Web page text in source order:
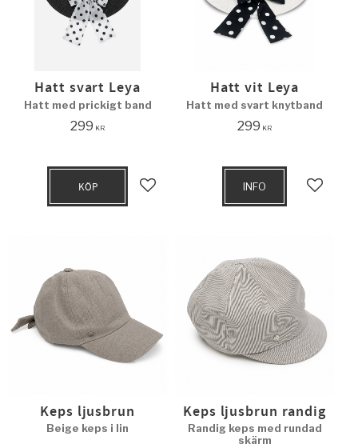
Hatt svart Leya
Hatt med prickigt band
299 KR
Lägg till i favoriter
KÖP
Hatt vit Leya
Hatt med svart knytband
299 KR
Lägg
INFO
Keps ljusbrun
Beige keps i lin
Keps ljusbrun randig
Randig keps med rundad
skärm